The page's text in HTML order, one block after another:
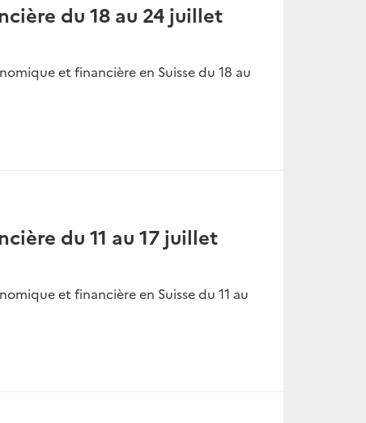
du 18 au 24 juillet
et financière en Suisse du 18 au
du 11 au 17 juillet
et financière en Suisse du 11 au